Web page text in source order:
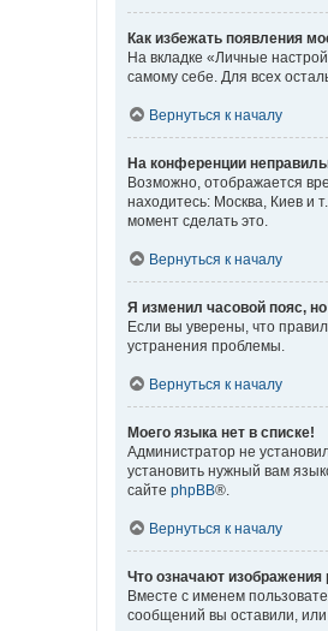
Как избежать появления
На вкладке «Личные
самому себе. Для всех
Вернуться к началу
На конференции
Возможно, отображается
находитесь: Москва, Киев и
момент сделать это.
Вернуться к началу
Я изменил часовой пояс,
Если вы уверены, что
устранения проблемы.
Вернуться к началу
Моего языка нет в списке!
Администратор не
установить нужный вам
сайте phpBB®.
Вернуться к началу
Что означают
Вместе с именем
сообщений вы оставили, или